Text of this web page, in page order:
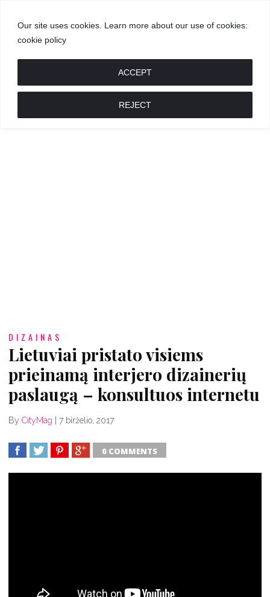
Our site uses cookies. Learn more about our use of cookies:
cookie policy
REJECT
ACCEPT
GROŽIS
MADA
DIZAINAS
Lietuviai pristato visiems
prieinamą interjero dizainerių
paslaugą – konsultuos internetu
By CityMag 7 birželio, 2017
0 COMMENTS